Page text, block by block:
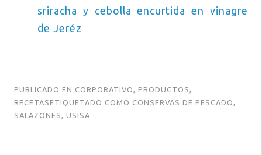
sriracha y cebolla encurtida en vinagre
de Jeréz
PUBLICADO EN CORPORATIVO, PRODUCTOS,
RECETAS ETIQUETADO COMO CONSERVAS DE PESCADO,
SALAZONES, USISA